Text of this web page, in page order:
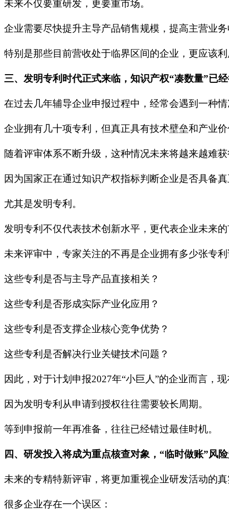
未来不仅要重研发，更要重市场。
企业需要尽快提升主导产品销售规模，提高主营业
特别是那些目前营收处于临界区间的企业，更应该
三、发明专利时代正式来临，知识产权“凑数量”已
在过去几年辅导企业申报过程中，经常会遇到一种
企业拥有几十项专利，但真正具有技术壁垒和产业
随着评审体系不断升级，这种情况未来将越来越难
因为国家正在通过知识产权指标判断企业是否具备
尤其是发明专利。
发明专利不仅代表技术创新水平，更代表企业未来
未来评审中，专家关注的不再是企业拥有多少张专
这些专利是否与主导产品直接相关？
这些专利是否形成实际产业化应用？
这些专利是否支撑企业核心竞争优势？
这些专利是否解决行业关键技术问题？
因此，对于计划申报2027年“小巨人”的企业而言，
因为发明专利从申请到授权往往需要较长周期。
等到申报前一年再准备，往往已经错过最佳时机。
四、研发投入将成为重点核查对象，“临时做账”风
未来的专精特新评审，将更加重视企业研发活动的
很多企业存在一个误区：